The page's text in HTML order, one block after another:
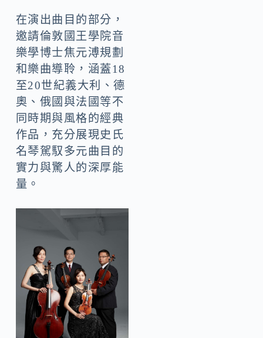
在演出曲目的部分，
邀請倫敦國王學院音
樂學博士焦元溥規劃
和樂曲導聆，涵蓋18
至20世紀義大利、德
奧、俄國與法國等不
同時期與風格的經典
作品，充分展現史氏
名琴駕馭多元曲目的
實力與驚人的深厚能
量。